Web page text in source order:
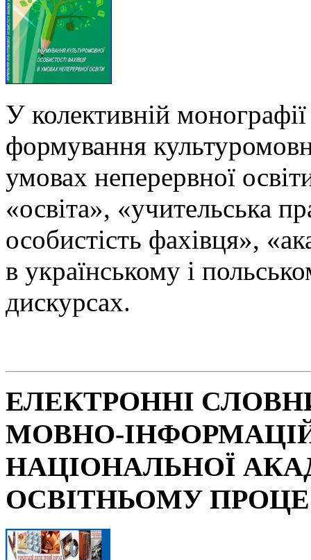
У колективній
формування
умовах неперервної
«освіта», «учительська
особистість фахівця»,
в українському і
дискурсах.
ЕЛЕКТРОННІ
МОВНО-
НАЦІОНАЛЬНОЇ
ОСВІТНЬОМУ